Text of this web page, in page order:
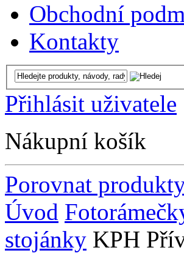
Obchodní
Kontakty
Přihlásit uživatele
Nákupní košík
Porovnat
Úvod
stojánky KPH